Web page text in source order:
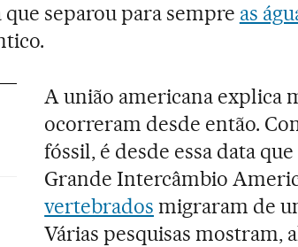
separou para sempre as
A união americana explica
ocorreram desde então.
fóssil, é desde essa data
Grande Intercâmbio
vertebrados migraram de
Várias pesquisas mostram,